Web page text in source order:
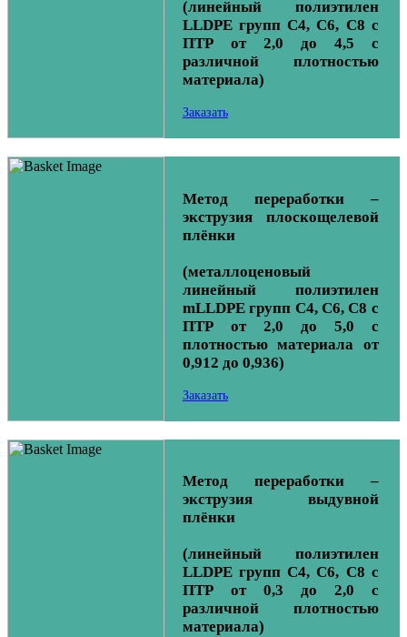
(линейный полиэтилен
LLDPE групп С4, С6, С8 с
ПТР от 2,0 до 4,5 с
различной плотностью
материала)
Заказать
Метод переработки –
экструзия плоскощелевой
плёнки
(металлоценовый
линейный полиэтилен
mLLDPE групп С4, С6, С8 с
ПТР от 2,0 до 5,0 с
плотностью материала от
0,912 до 0,936)
Заказать
Метод переработки –
экструзия выдувной
плёнки
(линейный полиэтилен
LLDPE групп С4, С6, С8 с
ПТР от 0,3 до 2,0 с
различной плотностью
материала)